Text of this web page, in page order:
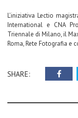
L’iniziativa Lectio
International e CNA
Triennale di Milano, il
Roma, Rete Fotografia e
SHARE: